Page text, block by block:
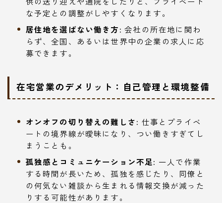
な予定との調整がしやすくなります。
居住地を選ばない働き方: 会社の所在地に関わ
らず、全国、あるいは世界中の企業の求人に応
募できます。
在宅営業のデメリット：自己管理と環境整備
オンオフの切り替えの難しさ: 仕事とプライベ
ートの境界線が曖昧になり、つい働きすぎてし
まうことも。
孤独感とコミュニケーション不足: 一人で作業
する時間が長いため、孤独を感じたり、同僚と
の何気ない雑談から生まれる情報交換が減った
りする可能性があります。